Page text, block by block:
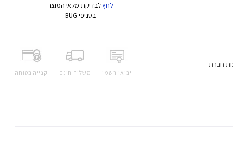
לחץלבדיקת מלאי המוצר
בסניפי BUG
יבואן רשמי משלוח חינם קנייה בטוחה
חברת